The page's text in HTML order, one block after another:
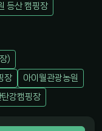
등산 캠핑장
)
장
아이월관광농원
탄강캠핑장